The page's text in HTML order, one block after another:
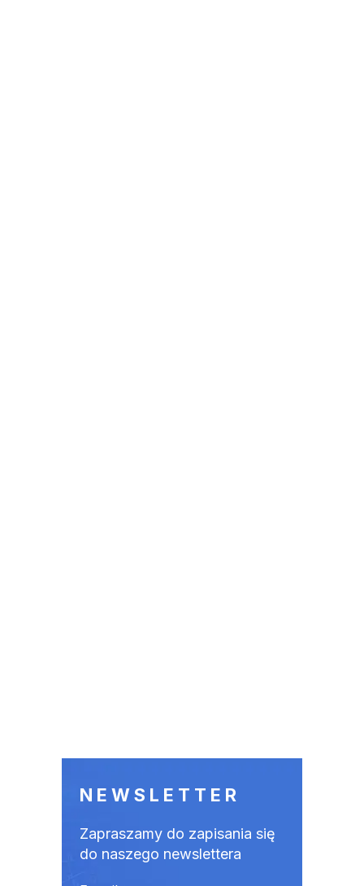
NEWSLETTER
Zapraszamy do zapisania się
do naszego newslettera